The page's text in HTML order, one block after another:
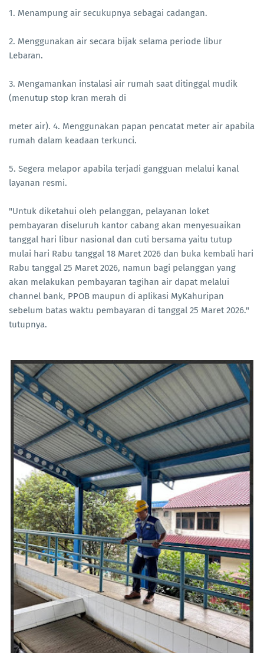
1. Menampung air secukupnya sebagai cadangan.
2. Menggunakan air secara bijak selama periode libur
Lebaran.
3. Mengamankan instalasi air rumah saat ditinggal mudik
(menutup stop kran merah di
meter air). 4. Menggunakan papan pencatat meter air apabila
rumah dalam keadaan terkunci.
5. Segera melapor apabila terjadi gangguan melalui kanal
layanan resmi.
"Untuk diketahui oleh pelanggan, pelayanan loket
pembayaran diseluruh kantor cabang akan menyesuaikan
tanggal hari libur nasional dan cuti bersama yaitu tutup
mulai hari Rabu tanggal 18 Maret 2026 dan buka kembali hari
Rabu tanggal 25 Maret 2026, namun bagi pelanggan yang
akan melakukan pembayaran tagihan air dapat melalui
channel bank, PPOB maupun di aplikasi MyKahuripan
sebelum batas waktu pembayaran di tanggal 25 Maret 2026."
tutupnya.